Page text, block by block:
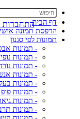
דף הבית
הדפסת תמונה
תמונות לפי סגנון
- תמונות
- תמונות
- תמונות
- תמונות
- תמונות
- תמונות
- תמונות
- תמונות